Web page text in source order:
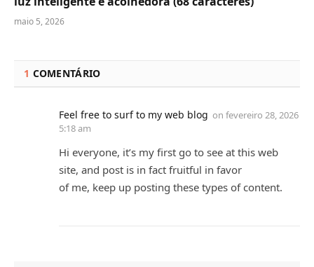
maio 5, 2026
1 COMENTÁRIO
Feel free to surf to my web blog on fevereiro 28, 2026
5:18 am
Hi everyone, it’s my first go to see at this web
site, and post is in fact fruitful in favor
of me, keep up posting these types of content.